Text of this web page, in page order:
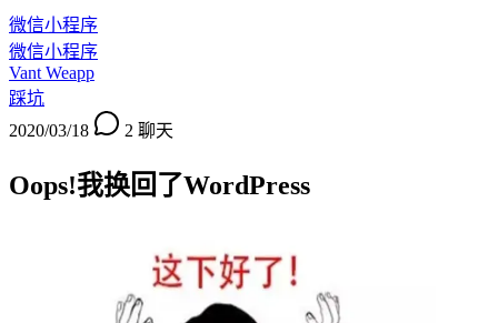
微信小程序
微信小程序
Vant Weapp
踩坑
2020/03/18
2 聊天
Oops!我换回了WordPress